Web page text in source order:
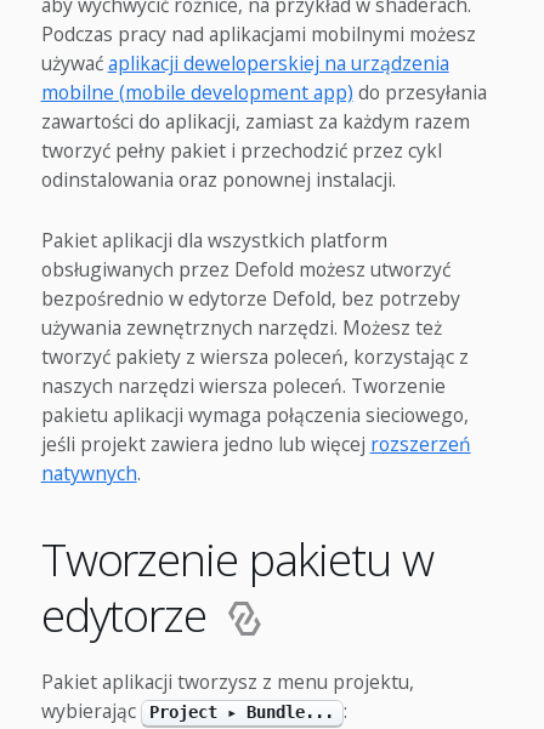
Podczas pracy nad aplikacjami mobilnymi możesz
używaćaplikacji deweloperskiej na urządzenia
mobilne (mobile development app) do przesyłania
zawartości do aplikacji, zamiast za każdym razem
tworzyć pełny pakiet i przechodzić przez cykl
odinstalowania oraz ponownej instalacji.
Pakiet aplikacji dla wszystkich platform
obsługiwanych przez Defold możesz utworzyć
bezpośrednio w edytorze Defold, bez potrzeby
używania zewnętrznych narzędzi. Możesz też
tworzyć pakiety z wiersza poleceń, korzystając z
naszych narzędzi wiersza poleceń. Tworzenie
pakietu aplikacji wymaga połączenia sieciowego,
jeśli projekt zawiera jedno lub więcej rozszerzeń
natywnych.
Tworzenie pakietu w
edytorze
Pakiet aplikacji tworzysz z menu projektu,
wybierając
Project ▸ Bundle... :